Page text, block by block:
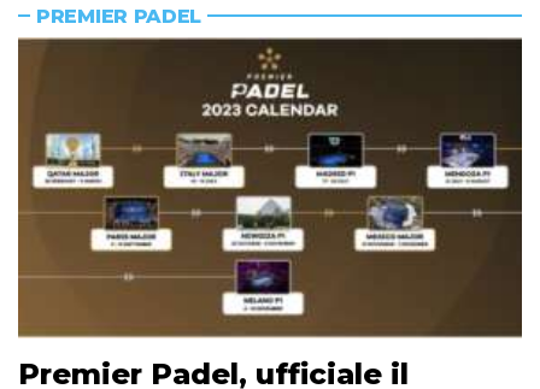
PREMIER PADEL
Premier Padel, ufficiale il